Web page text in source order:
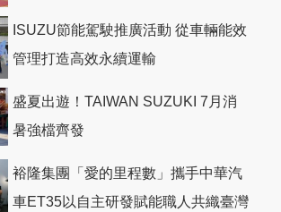
ISUZU節能駕駛推廣活動 從車輛能效
管理打造高效永續運輸
盛夏出遊！TAIWAN SUZUKI 7月消
暑強檔齊發
裕隆集團「愛的里程數」攜手中華汽
車ET35以自主研發賦能職人共織臺灣